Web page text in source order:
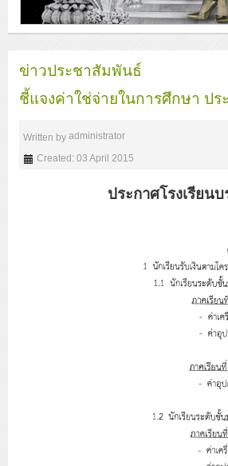
ข่าวประชาสัมพันธ์
ชี้แจงค่าใช่จ่ายในการศึกษา ปร
Written byadministrator
Created: 03 April 2015
ประกาศโรงเรียน